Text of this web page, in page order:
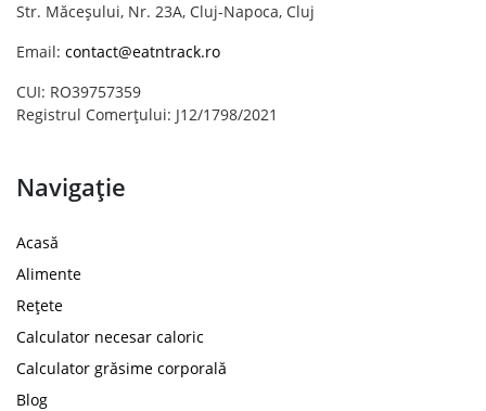
Str. Măceșului, Nr. 23A, Cluj-Napoca, Cluj
Email: contact@eatntrack.ro
CUI: RO39757359
Registrul Comerțului: J12/1798/2021
Navigație
Acasă
Alimente
Rețete
Calculator necesar caloric
Calculator grăsime corporală
Blog